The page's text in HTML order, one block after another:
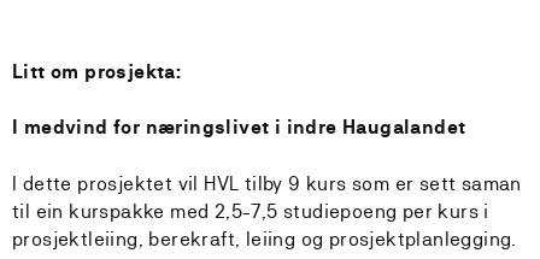
Litt om prosjekta:
I medvind for næringslivet i indre Haugalandet
I dette prosjektet vil HVL tilby 9 kurs som er sett saman
til ein kurspakke med 2,5-7,5 studiepoeng per kurs i
prosjektleiing, berekraft, leiing og prosjektplanlegging.